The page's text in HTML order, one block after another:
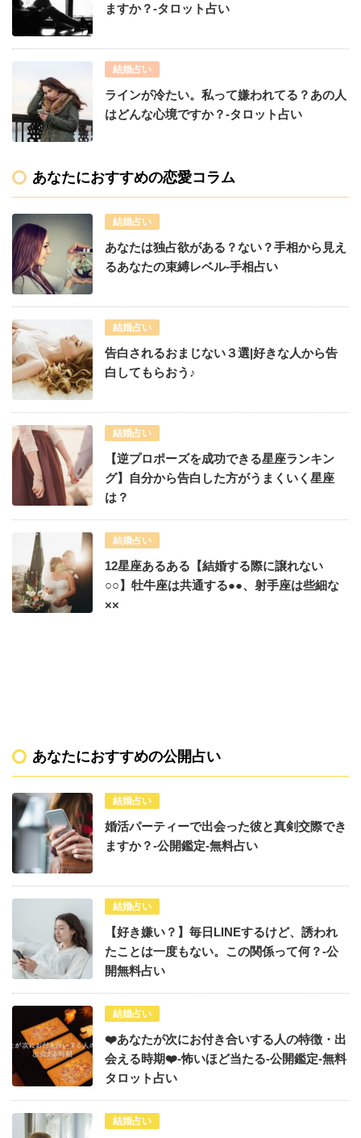
ますか？-タロット占い
結婚占い
ラインが冷たい。私って嫌われてる？あの人
はどんな心境ですか？-タロット占い
あなたにおすすめの恋愛コラム
結婚占い
あなたは独占欲がある？ない？手相から見え
るあなたの束縛レベル-手相占い
結婚占い
告白されるおまじない３選|好きな人から告
白してもらおう♪
結婚占い
【逆プロポーズを成功できる星座ランキン
グ】自分から告白した方がうまくいく星座
は？
結婚占い
12星座あるある【結婚する際に譲れない
○○】牡牛座は共通する●●、射手座は些細な
××
あなたにおすすめの公開占い
結婚占い
婚活パーティーで出会った彼と真剣交際でき
ますか？-公開鑑定-無料占い
結婚占い
【好き嫌い？】毎日LINEするけど、誘われ
たことは一度もない。この関係って何？-公
開無料占い
結婚占い
❤️あなたが次にお付き合いする人の特徴・出
会える時期❤️-怖いほど当たる-公開鑑定-無料
タロット占い
結婚占い